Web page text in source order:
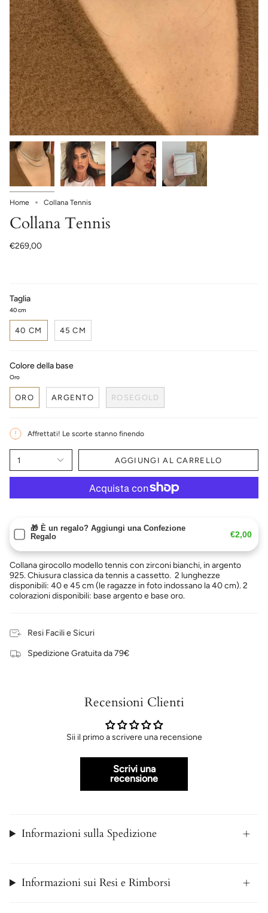
Home Collana Tennis
Collana Tennis
€269,00
Taglia
40 cm
40 CM 45 CM
Colore della base
Oro
ORO ARGENTO ROSEGOLD
Affrettati! Le scorte stanno finendo
1 AGGIUNGI AL CARRELLO
🎁 È un regalo? Aggiungi una Confezione
Regalo
€2,00
Collana girocollo modello tennis con zirconi bianchi, in argento
925. Chiusura classica da tennis a cassetto. 2 lunghezze
disponibili: 40 e 45 cm (le ragazze in foto indossano la 40 cm). 2
colorazioni disponibili: base argento e base oro.
Resi Facili e Sicuri
Spedizione Gratuita da 79€
Recensioni Clienti
Sii il primo a scrivere una recensione
Scrivi una
recensione
Informazioni sulla Spedizione
Informazioni sui Resi e Rimborsi